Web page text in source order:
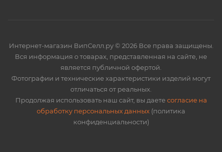
Интернет-магазин ВипСелл.ру © 2026 Все права защищены.
Вся информация о товарах, представленная на сайте, не
является публичной офертой.
Фотографии и технические характеристики изделий могут
отличаться от реальных.
Продолжая использовать наш сайт, вы даетесогласие на
обработку персональных данных (политика
конфиденциальности)